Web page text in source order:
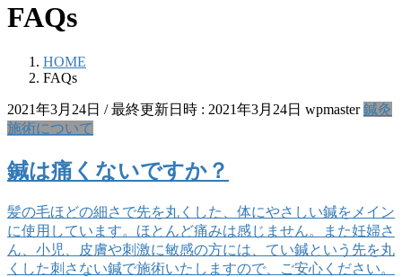
FAQs
HOME
FAQs
2021年3月24日 / 最終更新日時 : 2021年3月24日 wpmaster 鍼灸
施術について
鍼は痛くないですか？
髪の毛ほどの細さで先を丸くした、体にやさしい鍼をメイン
に使用しています。ほとんど痛みは感じません。また妊婦さ
ん、小児、皮膚や刺激に敏感の方には、てい鍼という先を丸
くした刺さない鍼で施術いたしますので、ご安心ください。